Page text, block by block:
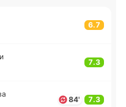
6.7
7.3
84' 7.3